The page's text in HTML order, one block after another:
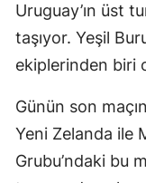
Uruguay’ın üst
taşıyor. Yeşil
ekiplerinden biri
Günün son
Yeni Zelanda ile
Grubu’ndaki bu